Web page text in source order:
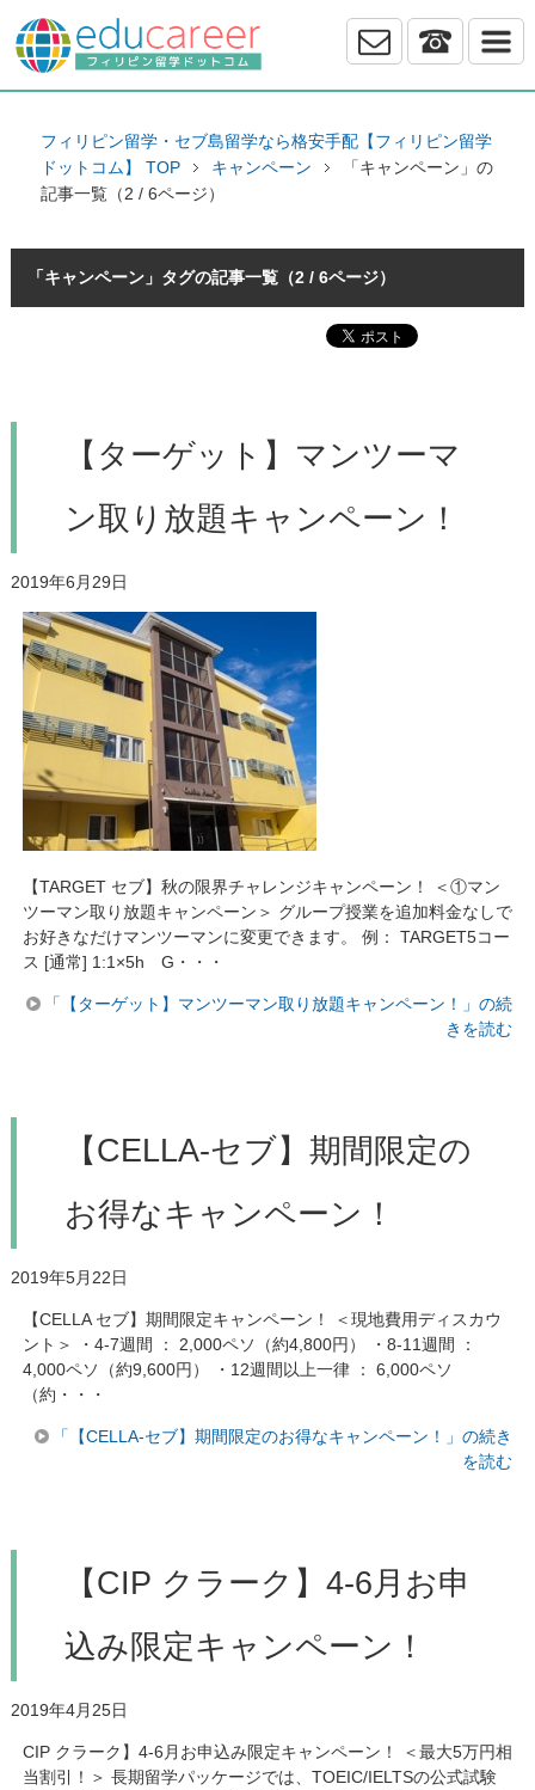
フィリピン留学・セブ島留学なら格安手配【フィリピン留学
ドットコム】 TOP
キャンペーン
「キャンペーン」の
記事一覧（2 / 6ページ）
「キャンペーン」タグの記事一覧（2 / 6ページ）
【ターゲット】マンツーマ
ン取り放題キャンペーン！
2019年6月29日
【TARGET セブ】秋の限界チャレンジキャンペーン！ ＜①マン
ツーマン取り放題キャンペーン＞ グループ授業を追加料金なしで
お好きなだけマンツーマンに変更できます。 例： TARGET5コー
ス [通常] 1:1×5h G・・・
「【ターゲット】マンツーマン取り放題キャンペーン！」の続
きを読む
【CELLA-セブ】期間限定の
お得なキャンペーン！
2019年5月22日
【CELLA セブ】期間限定キャンペーン！ ＜現地費用ディスカウ
ント＞ ・4-7週間 ： 2,000ペソ（約4,800円） ・8-11週間 ：
4,000ペソ（約9,600円） ・12週間以上一律 ： 6,000ペソ
（約・・・
「【CELLA-セブ】期間限定のお得なキャンペーン！」の続き
を読む
【CIP クラーク】4-6月お申
込み限定キャンペーン！
2019年4月25日
CIP クラーク】4-6月お申込み限定キャンペーン！ ＜最大5万円相
当割引！＞ 長期留学パッケージでは、TOEIC/IELTSの公式試験